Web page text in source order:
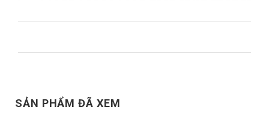
SẢN PHẨM ĐÃ XEM